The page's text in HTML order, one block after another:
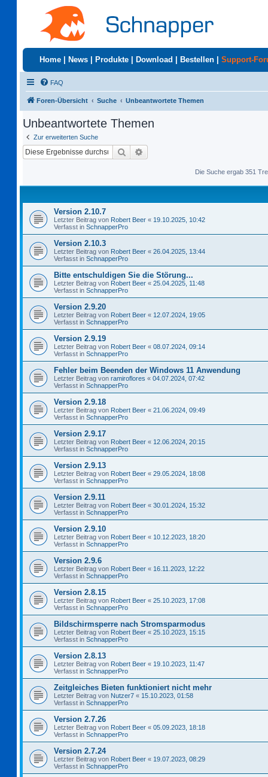
Home News Produkte Download Bestellen Support-
FAQ
Foren-Übersicht Suche Unbeantwortete Themen
Unbeantwortete Themen
Zur erweiterten Suche
Suche
Die Suche ergab 351
Version 2.10.7
Letzter Beitrag von Robert Beer « 19.10.2025, 10:42
Verfasst in SchnapperPro
Version 2.10.3
Letzter Beitrag von Robert Beer « 26.04.2025, 13:44
Verfasst in SchnapperPro
Bitte entschuldigen Sie die Störung...
Letzter Beitrag von Robert Beer « 25.04.2025, 11:48
Verfasst in SchnapperPro
Version 2.9.20
Letzter Beitrag von Robert Beer « 12.07.2024, 19:05
Verfasst in SchnapperPro
Version 2.9.19
Letzter Beitrag von Robert Beer « 08.07.2024, 09:14
Verfasst in SchnapperPro
Fehler beim Beenden der Windows 11 Anwendung
Letzter Beitrag von ramiroflores « 04.07.2024, 07:42
Verfasst in SchnapperPro
Version 2.9.18
Letzter Beitrag von Robert Beer « 21.06.2024, 09:49
Verfasst in SchnapperPro
Version 2.9.17
Letzter Beitrag von Robert Beer « 12.06.2024, 20:15
Verfasst in SchnapperPro
Version 2.9.13
Letzter Beitrag von Robert Beer « 29.05.2024, 18:08
Verfasst in SchnapperPro
Version 2.9.11
Letzter Beitrag von Robert Beer « 30.01.2024, 15:32
Verfasst in SchnapperPro
Version 2.9.10
Letzter Beitrag von Robert Beer « 10.12.2023, 18:20
Verfasst in SchnapperPro
Version 2.9.6
Letzter Beitrag von Robert Beer « 16.11.2023, 12:22
Verfasst in SchnapperPro
Version 2.8.15
Letzter Beitrag von Robert Beer « 25.10.2023, 17:08
Verfasst in SchnapperPro
Bildschirmsperre nach Stromsparmodus
Letzter Beitrag von Robert Beer « 25.10.2023, 15:15
Verfasst in SchnapperPro
Version 2.8.13
Letzter Beitrag von Robert Beer « 19.10.2023, 11:47
Verfasst in SchnapperPro
Zeitgleiches Bieten funktioniert nicht mehr
Letzter Beitrag von Nutzer7 « 15.10.2023, 01:58
Verfasst in SchnapperPro
Version 2.7.26
Letzter Beitrag von Robert Beer « 05.09.2023, 18:18
Verfasst in SchnapperPro
Version 2.7.24
Letzter Beitrag von Robert Beer « 19.07.2023, 08:29
Verfasst in SchnapperPro